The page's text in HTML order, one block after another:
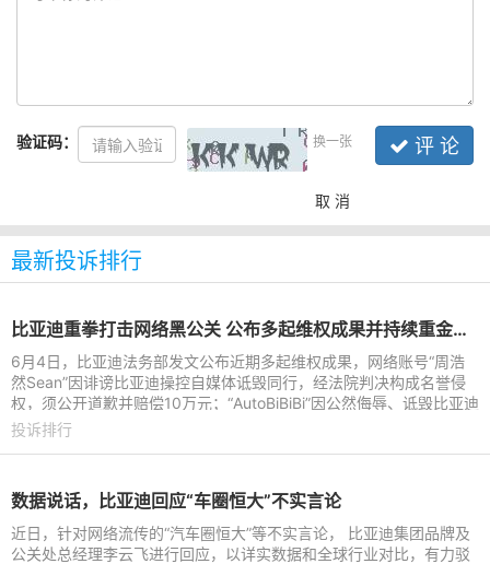
验证码： 换一张 评 论
取 消
最新投诉排行
比亚迪重拳打击网络黑公关 公布多起维权成果并持续重金悬赏线索
6月4日，比亚迪法务部发文公布近期多起维权成果，网络账号“周浩
然Sean”因诽谤比亚迪操控自媒体诋毁同行，经法院判决构成名誉侵
权，须公开道歉并赔偿10万元；“AutoBiBiBi”因公然侮辱、诋毁比亚迪
及高管，经法院判
投诉排行
数据说话，比亚迪回应“车圈恒大”不实言论
近日，针对网络流传的“汽车圈恒大”等不实言论， 比亚迪集团品牌及
公关处总经理李云飞进行回应，以详实数据和全球行业对比，有力驳